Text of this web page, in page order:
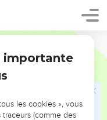
dite des
Alexandrins, et parmi
avec Étienne ;
à la sagesse et à
dirent : Nous l’avons
contre Moïse
importante
les cookies », vous
(comme des